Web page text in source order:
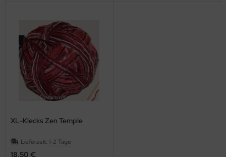
XL-Klecks Zen Temple
Lieferzeit: 1-2 Tage
18,50 €